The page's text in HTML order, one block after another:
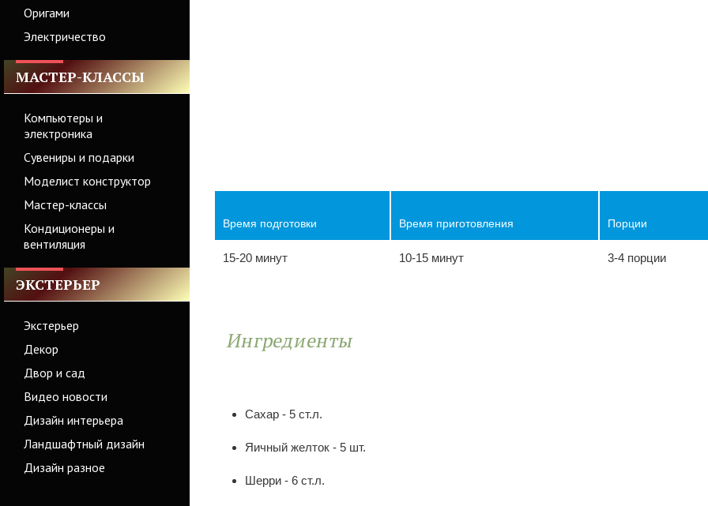
Оригами
Электричество
МАСТЕР-КЛАССЫ
Компьютеры и
электроника
Сувениры и подарки
Моделист конструктор
Мастер-классы
Кондиционеры и
вентиляция
ЭКСТЕРЬЕР
Экстерьер
Декор
Двор и сад
Видео новости
Дизайн интерьера
Ландшафтный дизайн
Дизайн разное
Время подготовки Время приготовления Порции
15-20 минут 10-15 минут 3-4 порции
Ингредиенты
Сахар - 5 ст.л.
Яичный желток - 5 шт.
Шерри - 6 ст.л.